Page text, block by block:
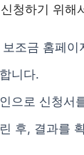
청하기 위해
조금 홈페이
니다.
으로 신청서
후, 결과를